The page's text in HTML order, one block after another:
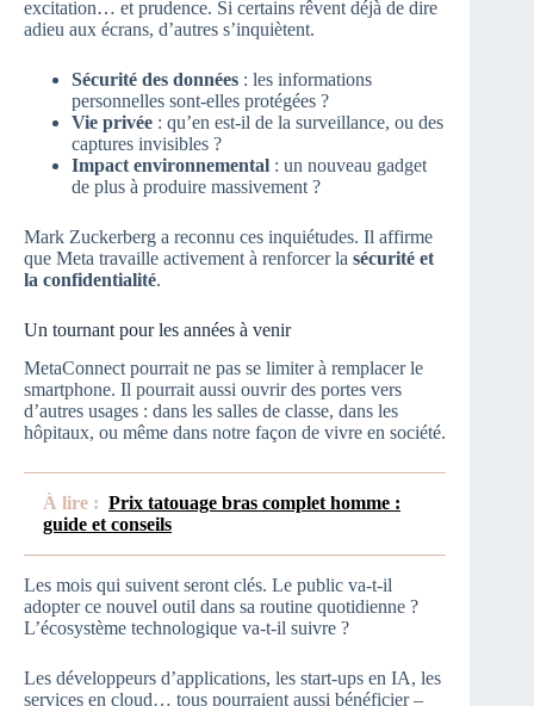
excitation… et prudence. Si certains rêvent déjà de dire
adieu aux écrans, d’autres s’inquiètent.
Sécurité des données : les informations
personnelles sont-elles protégées ?
Vie privée : qu’en est-il de la surveillance, ou des
captures invisibles ?
Impact environnemental : un nouveau gadget
de plus à produire massivement ?
Mark Zuckerberg a reconnu ces inquiétudes. Il affirme
que Meta travaille activement à renforcer la sécurité et
la confidentialité.
Un tournant pour les années à venir
MetaConnect pourrait ne pas se limiter à remplacer le
smartphone. Il pourrait aussi ouvrir des portes vers
d’autres usages : dans les salles de classe, dans les
hôpitaux, ou même dans notre façon de vivre en société.
À lire : Prix tatouage bras complet homme :
guide et conseils
Les mois qui suivent seront clés. Le public va-t-il
adopter ce nouvel outil dans sa routine quotidienne ?
L’écosystème technologique va-t-il suivre ?
Les développeurs d’applications, les start-ups en IA, les
services en cloud… tous pourraient aussi bénéficier –